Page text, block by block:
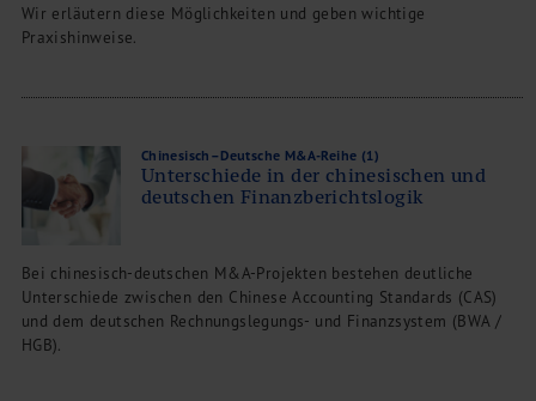
Wir erläutern diese Möglichkeiten und geben wichtige
Praxishinweise.
Chinesisch–Deutsche M&A-Reihe (1)
Unterschiede in der chinesischen und
deutschen Finanzberichtslogik
Bei chinesisch-deutschen M&A-Projekten bestehen deutliche
Unterschiede zwischen den Chinese Accounting Standards (CAS)
und dem deutschen Rechnungslegungs- und Finanzsystem (BWA /
HGB).